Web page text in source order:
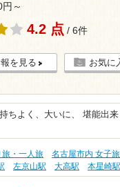
～
4.2 点 / 6件
を見る お気に
ちよく、大いに、 堪能出来
・一人旅
名古屋市内 女子
左京山駅 大高駅 本星崎駅